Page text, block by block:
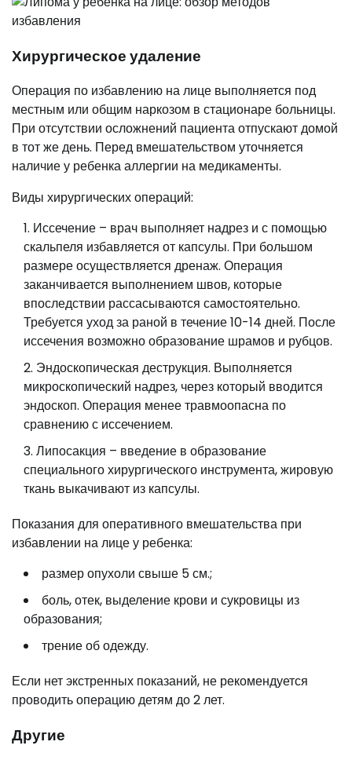
Хирургическое удаление
Операция по избавлению на лице выполняется под
местным или общим наркозом в стационаре больницы.
При отсутствии осложнений пациента отпускают домой
в тот же день. Перед вмешательством уточняется
наличие у ребенка аллергии на медикаменты.
Виды хирургических операций:
Иссечение – врач выполняет надрез и с помощью
скальпеля избавляется от капсулы. При большом
размере осуществляется дренаж. Операция
заканчивается выполнением швов, которые
впоследствии рассасываются самостоятельно.
Требуется уход за раной в течение 10-14 дней. После
иссечения возможно образование шрамов и рубцов.
Эндоскопическая деструкция. Выполняется
микроскопический надрез, через который вводится
эндоскоп. Операция менее травмоопасна по
сравнению с иссечением.
Липосакция – введение в образование
специального хирургического инструмента, жировую
ткань выкачивают из капсулы.
Показания для оперативного вмешательства при
избавлении на лице у ребенка:
размер опухоли свыше 5 см.;
боль, отек, выделение крови и сукровицы из
образования;
трение об одежду.
Если нет экстренных показаний, не рекомендуется
проводить операцию детям до 2 лет.
Другие